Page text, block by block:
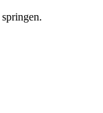
springen.